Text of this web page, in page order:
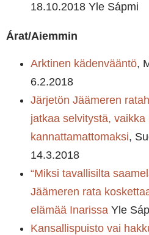
18.10.2018 Yle Sápmi
Árat/Aiemmin
Arktinen kädenvääntö,
6.2.2018
Järjetön Jäämeren
jatkaa selvitystä, vaikka
kannattamattomaksi,
14.3.2018
“Miksi tavallisilta
Jäämeren rata
elämää Inarissa Yle
Kansallispuisto vai